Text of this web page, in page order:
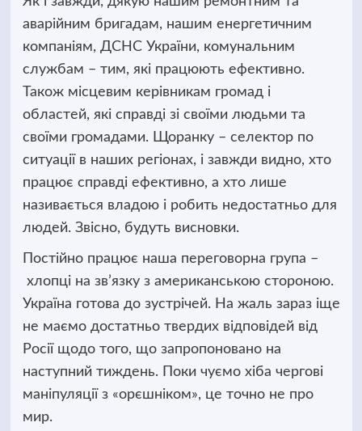
аварійним бригадам, нашим енергетичним
компаніям, ДСНС України, комунальним
службам – тим, які працюють ефективно.
Також місцевим керівникам громад і
областей, які справді зі своїми людьми та
своїми громадами. Щоранку – селектор по
ситуації в наших регіонах, і завжди видно, хто
працює справді ефективно, а хто лише
називається владою і робить недостатньо для
людей. Звісно, будуть висновки.
Постійно працює наша переговорна група –
хлопці на зв’язку з американською стороною.
Україна готова до зустрічей. На жаль зараз іще
не маємо достатньо твердих відповідей від
Росії щодо того, що запропоновано на
наступний тиждень. Поки чуємо хіба чергові
маніпуляції з «орєшніком», це точно не про
мир.